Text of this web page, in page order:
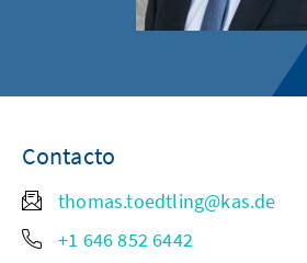
Contacto
thomas.toedtling@kas.de
+1 646 852 6442